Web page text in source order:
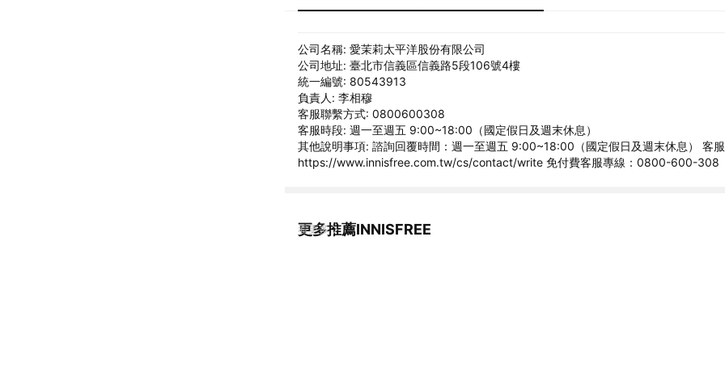
公司名稱: 愛茉莉太平洋股份有限公司
公司地址: 臺北市信義區信義路5段106號4樓
統一編號: 80543913
負責人: 李相穆
客服聯繫方式: 0800600308
客服時段: 週一至週五 9:00~18:00（國定假日及週末休息）
其他說明事項: 諮詢回覆時間：週一至週五 9:00~18:00（國定假日及週末休息） 客
https://www.innisfree.com.tw/cs/contact/write 免付費客服專線：0800-600-308
更多推薦INNISFREE
看更多